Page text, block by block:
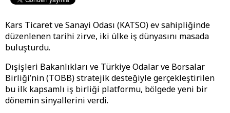
Kars Ticaret ve Sanayi Odası (KATSO) ev sahipliğinde
düzenlenen tarihi zirve, iki ülke iş dünyasını masada
buluşturdu.
​Dışişleri Bakanlıkları ve Türkiye Odalar ve Borsalar
Birliği’nin (TOBB) stratejik desteğiyle gerçekleştirilen
bu ilk kapsamlı iş birliği platformu, bölgede yeni bir
dönemin sinyallerini verdi.